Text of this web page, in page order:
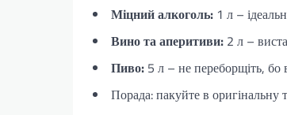
Міцний алкоголь: 1 л –
Вино та аперитиви: 2 л –
Пиво: 5 л – не переборщіть,
Порада: пакуйте в оригінальну